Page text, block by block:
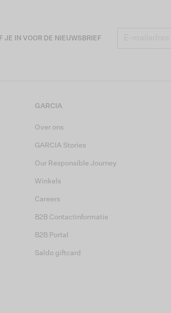
JE IN VOOR DE NIEUWSBRIEF
GARCIA
Over ons
GARCIA Stories
Our Responsible Journey
Winkels
Careers
B2B Contactinformatie
B2B Portal
Saldo giftcard